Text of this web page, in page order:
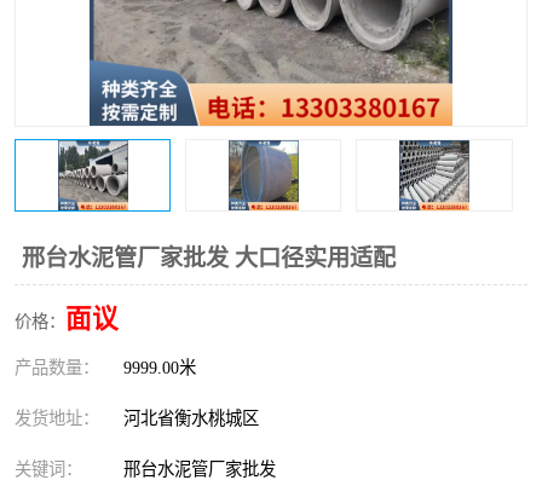
邢台水泥管厂家批发 大口径实用适配
价格： 面议
产品数量： 9999.00米
发货地址： 河北省衡水桃城区
关键词： 邢台水泥管厂家批发